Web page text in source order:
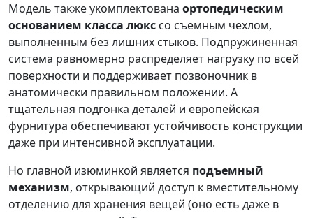
Модель также укомплектована ортопедическим
основанием класса люкс со съемным чехлом,
выполненным без лишних стыков. Подпружиненная
система равномерно распределяет нагрузку по всей
поверхности и поддерживает позвоночник в
анатомически правильном положении. А
тщательная подгонка деталей и европейская
фурнитура обеспечивают устойчивость конструкции
даже при интенсивной эксплуатации.
Но главной изюминкой является подъемный
механизм, открывающий доступ к вместительному
отделению для хранения вещей (оно есть даже в